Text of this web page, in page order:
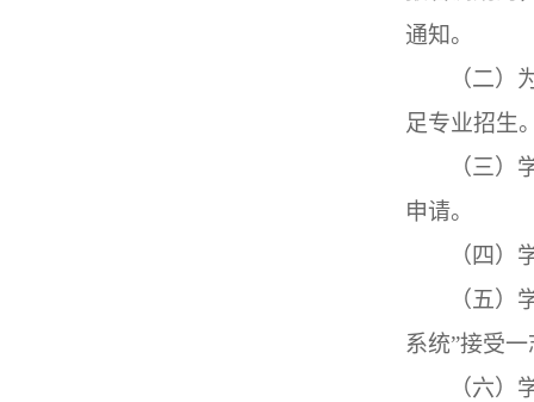
通知。
（二
足专业招生
（三
申请。
（四）
（五
系统”接受
（六